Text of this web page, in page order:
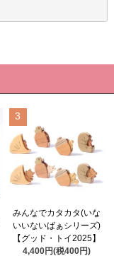
3
みんなでカタカタ(いな
いいないばぁシリーズ)
【グッド・トイ2025】
4,400円(税400円)